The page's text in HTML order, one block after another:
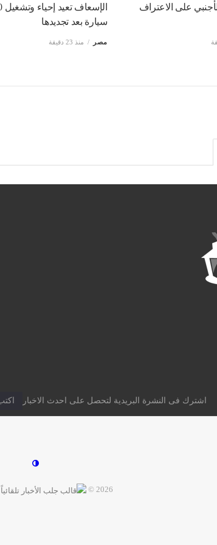
على الاعتراف
سيارة بعد تجديدها
مصر منذ 23 دقيقة
اشترك فى النشرة البريدية لتحصل على احدث الاخبار
2026 ©